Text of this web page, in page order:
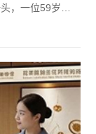
，一位59岁的
：日常中帮会员
况，并协助制
康问题时，不